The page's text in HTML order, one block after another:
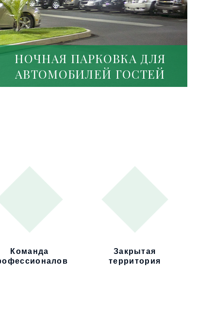
НОЧНАЯ ПАРКОВКА ДЛЯ
АВТОМОБИЛЕЙ ГОСТЕЙ
Команда
Закрытая
территория